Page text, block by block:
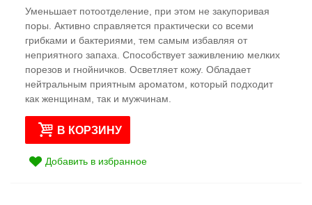
Уменьшает потоотделение, при этом не закупоривая
поры. Активно справляется практически со всеми
грибками и бактериями, тем самым избавляя от
неприятного запаха. Способствует заживлению мелких
порезов и гнойничков. Осветляет кожу. Обладает
нейтральным приятным ароматом, который подходит
как женщинам, так и мужчинам.
В КОРЗИНУ
Добавить в избранное